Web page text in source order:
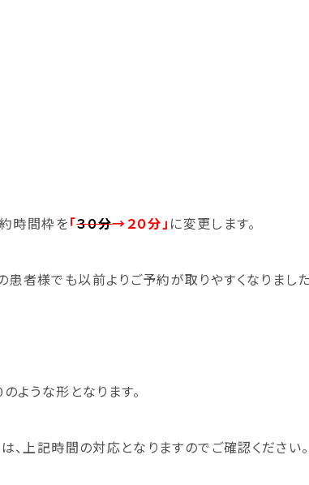
時間枠を「３０分→２０分」 に変更します。
者様でも以前よりご予約が取りやすくなりました
な形となります。
上記時間の対応となりますのでご確認ください。